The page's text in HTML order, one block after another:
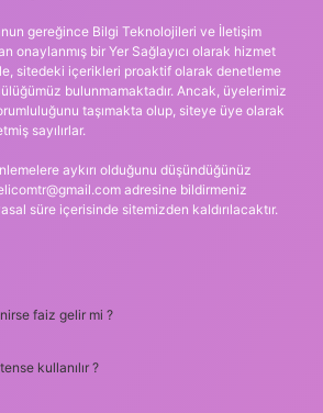
gereğince Bilgi Teknolojileri ve İletişim
onaylanmış bir Yer Sağlayıcı olarak hizmet
sitedeki içerikleri proaktif olarak denetleme
bulunmamaktadır. Ancak, üyelerimiz
taşımakta olup, siteye üye olarak
sayılırlar.
aykırı olduğunu düşündüğünüz
adresine bildirmeniz
süre içerisinde sitemizden kaldırılacaktır.
faiz gelir mi ?
kullanılır ?